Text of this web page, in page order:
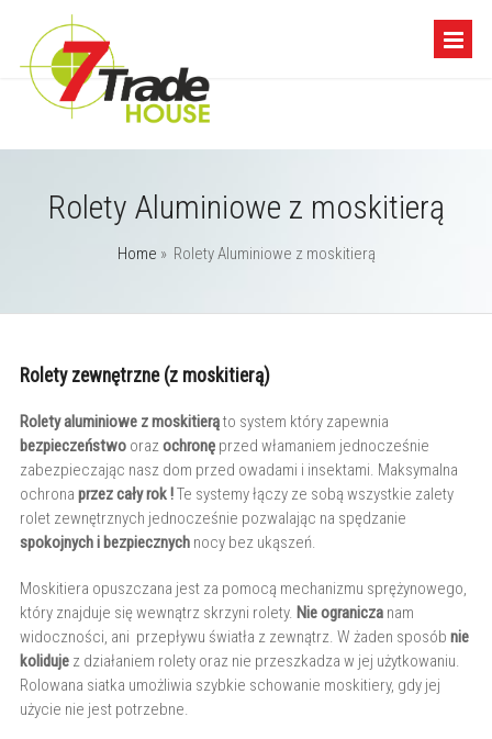
Rolety Aluminiowe z moskitierą
Home » Rolety Aluminiowe z moskitierą
Rolety zewnętrzne (z moskitierą)
Rolety aluminiowe z moskitierąto system który zapewnia
bezpieczeństwoorazochronę przed włamaniem jednocześnie
zabezpieczając nasz dom przed owadami i insektami. Maksymalna
ochrona przez cały rok !Te systemy łączy ze sobą wszystkie zalety
rolet zewnętrznych jednocześnie pozwalając na spędzanie
spokojnych i bezpiecznychnocy bez ukąszeń.
Moskitiera opuszczana jest za pomocą mechanizmu sprężynowego,
który znajduje się wewnątrz skrzyni rolety. Nie ograniczanam
widoczności, ani przepływu światła z zewnątrz. W żaden sposób nie
kolidujez działaniem rolety oraz nie przeszkadza w jej użytkowaniu.
Rolowana siatka umożliwia szybkie schowanie moskitiery, gdy jej
użycie nie jest potrzebne.